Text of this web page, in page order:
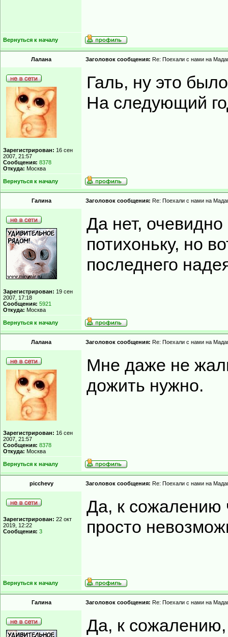
Вернуться к началу
Лалана Заголовок сообщения: Re: Поехали с нами на
Зарегистрирован: 16 сен
2007, 21:57
Сообщения: 8378
Откуда: Москва
Галь, ну это
На следующий
Вернуться к началу
Гaлинa Заголовок сообщения: Re: Поехали с нами на
Зарегистрирован: 19 сен
2007, 17:18
Сообщения: 5921
Откуда: Москва
Да нет,
потихоньку, но
последнего
Вернуться к началу
Лалана Заголовок сообщения: Re: Поехали с нами на
Зарегистрирован: 16 сен
2007, 21:57
Сообщения: 8378
Откуда: Москва
Мне даже не
дожить нужно.
Вернуться к началу
picchevy Заголовок сообщения: Re: Поехали с нами на
Зарегистрирован: 22 окт
2019, 12:22
Сообщения: 3
Да, к сожалению
просто
Вернуться к началу
Гaлинa Заголовок сообщения: Re: Поехали с нами на
Да, к